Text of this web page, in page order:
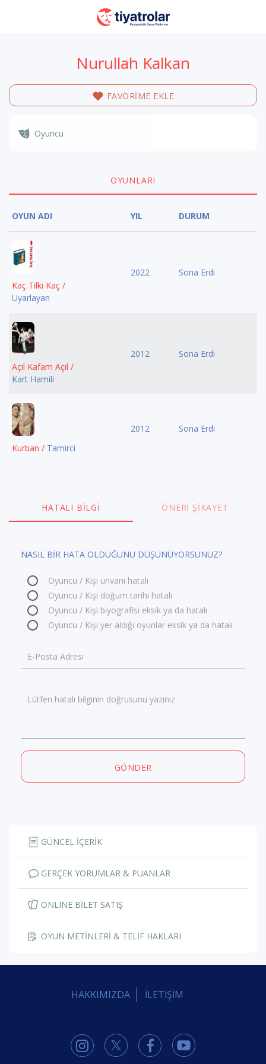
Nurullah Kalkan
FAVORİME EKLE
Oyuncu
OYUNLARI
OYUN ADI YIL DURUM
Kaç Tilki Kaç /
Uyarlayan
2022 Sona Erdi
Açıl Kafam Açıl /
Kart Hamili
2012 Sona Erdi
Kurban / Tamirci
2012 Sona Erdi
HATALI BILGI ÖNERI ŞIKAYET
NASIL BİR HATA OLDUĞUNU DÜŞÜNÜYORSUNUZ?
Oyuncu / Kişi ünvanı hatalı
Oyuncu / Kişi doğum tarihi hatalı
Oyuncu / Kişi biyografisi eksik ya da hatalı
Oyuncu / Kişi yer aldığı oyunlar eksik ya da hatalı
E-Posta Adresi
Lütfen hatalı bilginin doğrusunu yazınız
GÖNDER
GÜNCEL İÇERİK
GERÇEK YORUMLAR & PUANLAR
ONLINE BİLET SATIŞ
OYUN METİNLERİ & TELİF HAKLARI
HAKKIMIZDA İLETİŞİM